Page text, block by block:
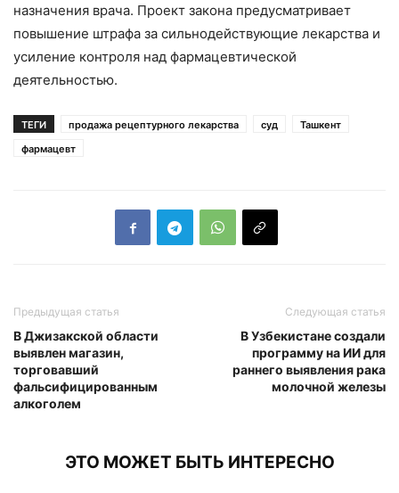
назначения врача. Проект закона предусматривает
повышение штрафа за сильнодействующие лекарства и
усиление контроля над фармацевтической
деятельностью.
ТЕГИ продажа рецептурного лекарства суд
Ташкент
фармацевт
Предыдущая статья
В Джизакской области
выявлен магазин,
торговавший
фальсифицированным
алкоголем
Следующая статья
В Узбекистане создали
программу на ИИ для
раннего выявления рака
молочной железы
ЭТО МОЖЕТ БЫТЬ ИНТЕРЕСНО